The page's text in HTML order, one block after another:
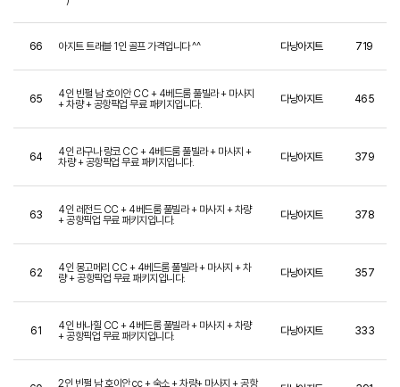
66 아지트 트래블 1인 골프 가격입니다 ^^ 다낭아지트 719
65
4인 빈펄 남 호이안 CC + 4베드룸 풀빌라 + 마사지
+ 차량 + 공항픽업 무료 패키지입니다.
다낭아지트 465
64
4인 라구나 랑코 CC + 4베드룸 풀빌라 + 마사지 +
차량 + 공항픽업 무료 패키지입니다.
다낭아지트 379
63
4인 레전드 CC + 4베드룸 풀빌라 + 마사지 + 차량
+ 공항픽업 무료 패키지입니다.
다낭아지트 378
62
4인 몽고메리 CC + 4베드룸 풀빌라 + 마사지 + 차
량 + 공항픽업 무료 패키지입니다.
다낭아지트 357
61
4인 바나힐 CC + 4베드룸 풀빌라 + 마사지 + 차량
+ 공항픽업 무료 패키지입니다.
다낭아지트 333
2인 빈펄 남 호이안 cc + 숙소 + 차량+ 마사지 + 공항